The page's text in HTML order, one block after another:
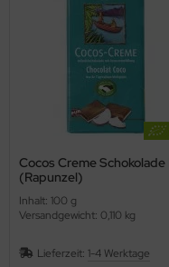
Cocos Creme Schokolade
(Rapunzel)
Inhalt: 100 g
Versandgewicht: 0,110 kg
Lieferzeit: 1-4 Werktage